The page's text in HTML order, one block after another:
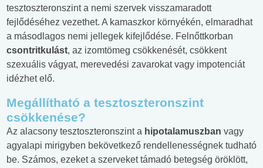
tesztoszteronszint a nemi szervek visszamaradott
fejlődéséhez vezethet. A kamaszkor környékén, elmaradhat
a másodlagos nemi jellegek kifejlődése. Felnőttkorban
csontritkulást, az izomtömeg csökkenését, csökkent
szexuális vágyat, merevedési zavarokat vagy impotenciát
idézhet elő.
Megállítható a tesztoszteronszint
csökkenése?
Az alacsony tesztoszteronszint a hipotalamuszban vagy
agyalapi mirigyben bekövetkező rendellenességnek tudható
be. Számos, ezeket a szerveket támadó betegség öröklött,